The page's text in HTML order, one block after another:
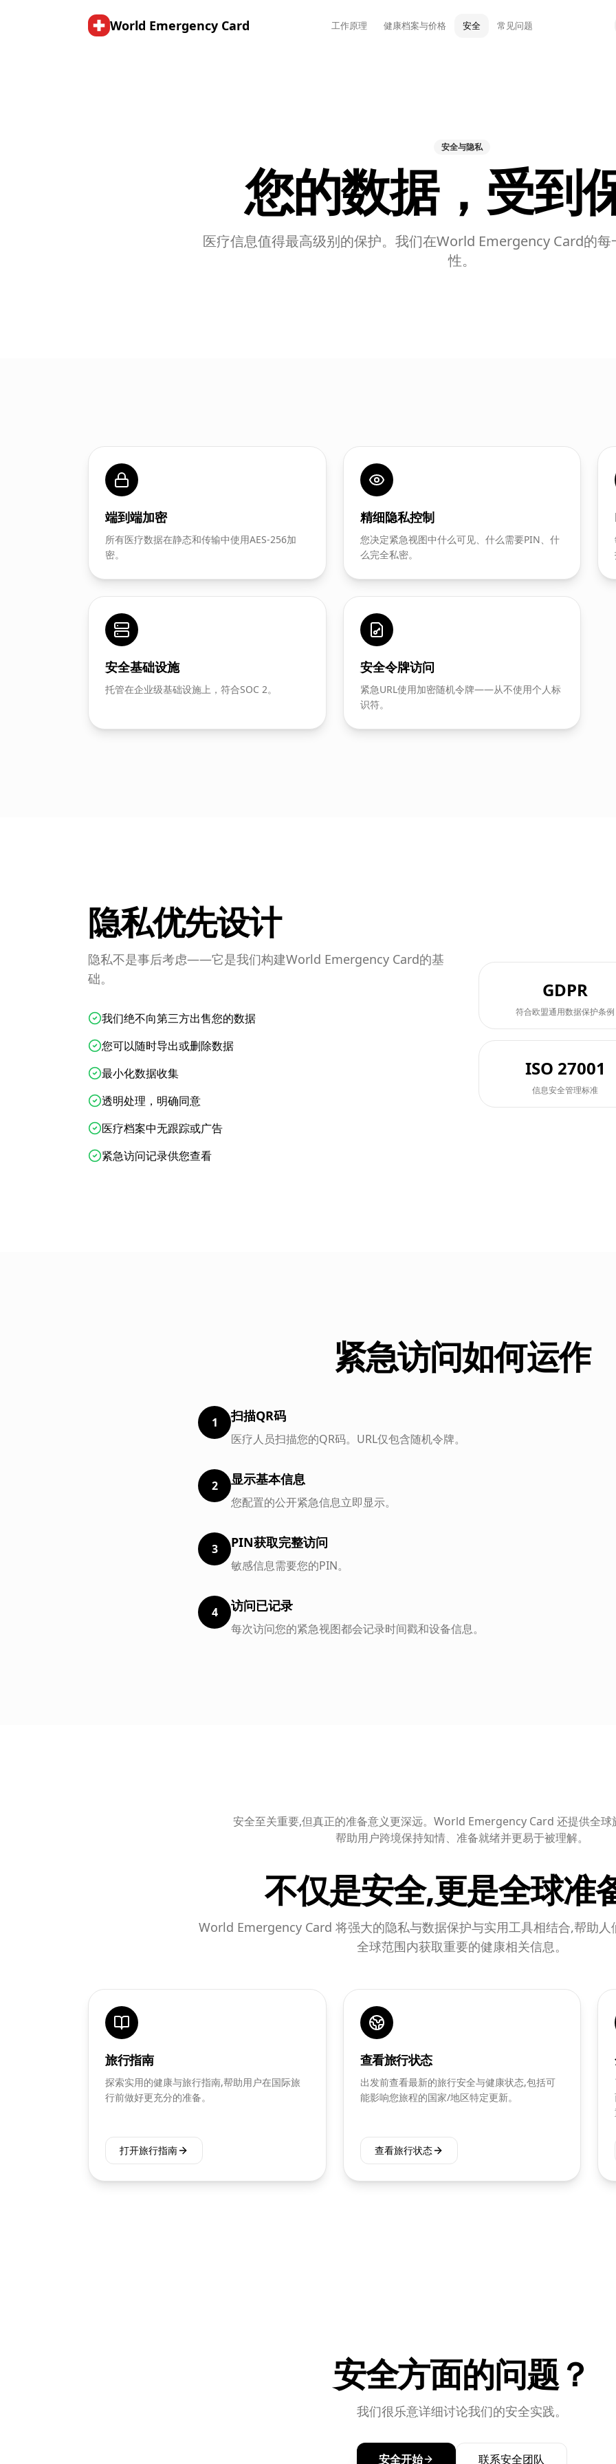
World Emergency Card 工作原理 健康档案与价格 安全 常见问题
安全与隐私
您的数据，受到
医疗信息值得最高级别的保护。我们在World Emergency Card的每
性。
端到端加密
所有医疗数据在静态和传输中使用AES-256加
密。
精细隐私控制
您决定紧急视图中什么可见、什么需要PIN、什
么完全私密。
安全基础设施
托管在企业级基础设施上，符合SOC 2。
安全令牌访问
紧急URL使用加密随机令牌——从不使用个人标
识符。
隐私优先设计
隐私不是事后考虑——它是我们构建World Emergency Card的基
础。
我们绝不向第三方出售您的数据
您可以随时导出或删除数据
最小化数据收集
透明处理，明确同意
医疗档案中无跟踪或广告
紧急访问记录供您查看
GDPR
符合欧盟通用数据保护条例
ISO 27001
信息安全管理标准
紧急访问如何运作
1 扫描QR码
医疗人员扫描您的QR码。URL仅包含随机令牌。
2 显示基本信息
您配置的公开紧急信息立即显示。
3 PIN获取完整访问
敏感信息需要您的PIN。
4 访问已记录
每次访问您的紧急视图都会记录时间戳和设备信息。
安全至关重要,但真正的准备意义更深远。World Emergency Card 还提供全球
帮助用户跨境保持知情、准备就绪并更易于被理解。
不仅是安全,更是全球准
World Emergency Card 将强大的隐私与数据保护与实用工具相结合,帮助人
全球范围内获取重要的健康相关信息。
旅行指南
探索实用的健康与旅行指南,帮助用户在国际旅
行前做好更充分的准备。
打开旅行指南
查看旅行状态
出发前查看最新的旅行安全与健康状态,包括可
能影响您旅程的国家/地区特定更新。
查看旅行状态
安全方面的问题？
我们很乐意详细讨论我们的安全实践。
安全开始 联系安全团队